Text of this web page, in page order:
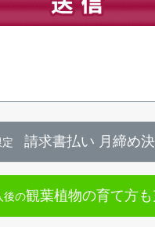
定 請求書払い 月締め
後の観葉植物の育て方